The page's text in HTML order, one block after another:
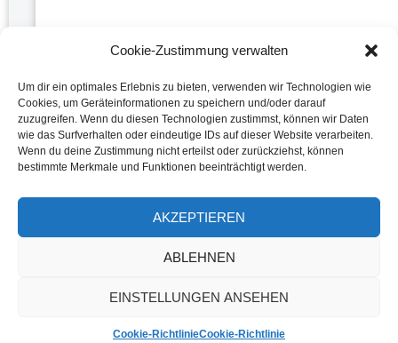
Cookie-Zustimmung verwalten
Um dir ein optimales Erlebnis zu bieten, verwenden wir Technologien wie
Cookies, um Geräteinformationen zu speichern und/oder darauf
zuzugreifen. Wenn du diesen Technologien zustimmst, können wir Daten
wie das Surfverhalten oder eindeutige IDs auf dieser Website verarbeiten.
Wenn du deine Zustimmung nicht erteilst oder zurückziehst, können
bestimmte Merkmale und Funktionen beeinträchtigt werden.
AKZEPTIEREN
ABLEHNEN
EINSTELLUNGEN ANSEHEN
Cookie-RichtlinieCookie-Richtlinie
Abnehmen mit Aqua Fitness: Training und Ernährung
Weiterlesen »
Datenschutzerklärung |Cookie-Richtlinie (EU)